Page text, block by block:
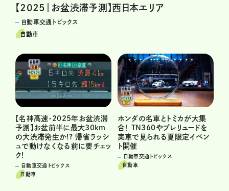
【2025｜お盆渋滞予測】西日本エリア
自動車交通トピックス
自動車
【名神高速・2025年お盆渋滞
予測】お盆前半に最大30km
の大渋滞発生か!? 帰省ラッシ
ュで動けなくなる前に要チェッ
ク!
自動車交通トピックス
自動車
ホンダの名車とトミカが大集
合！ TN360やプレリュードを
実車で見られる夏限定イベン
ト開催
自動車交通トピックス
自動車